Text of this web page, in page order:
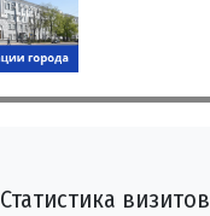
Статистика визитов